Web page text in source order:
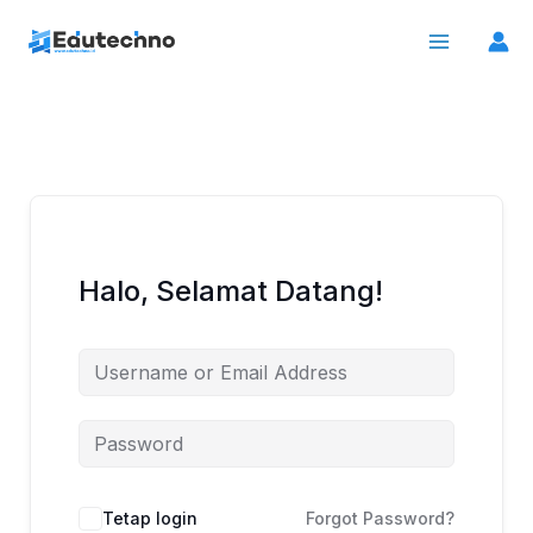
Halo, Selamat Datang!
Tetap login Forgot Password?